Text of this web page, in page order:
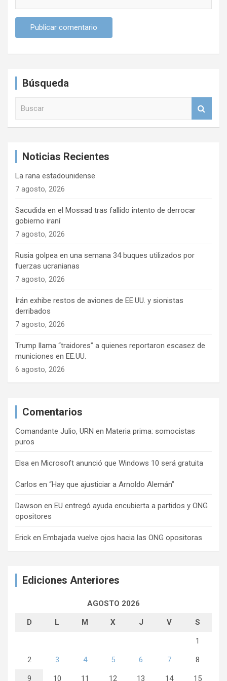
Búsqueda
Noticias Recientes
La rana estadounidense
7 agosto, 2026
Sacudida en el Mossad tras fallido intento de derrocar
gobierno iraní
7 agosto, 2026
Rusia golpea en una semana 34 buques utilizados por
fuerzas ucranianas
7 agosto, 2026
Irán exhibe restos de aviones de EE.UU. y sionistas
derribados
7 agosto, 2026
Trump llama “traidores” a quienes reportaron escasez de
municiones en EE.UU.
6 agosto, 2026
Comentarios
Comandante Julio, URN en Materia prima: somocistas
puros
Elsa en Microsoft anunció que Windows 10 será gratuita
Carlos en “Hay que ajusticiar a Arnoldo Alemán”
Dawson en EU entregó ayuda encubierta a partidos y ONG
opositores
Erick en Embajada vuelve ojos hacia las ONG opositoras
Ediciones Anteriores
AGOSTO 2026
D L M X J V S
1
2 3 4 5 6 7 8
9 10 11 12 13 14 15